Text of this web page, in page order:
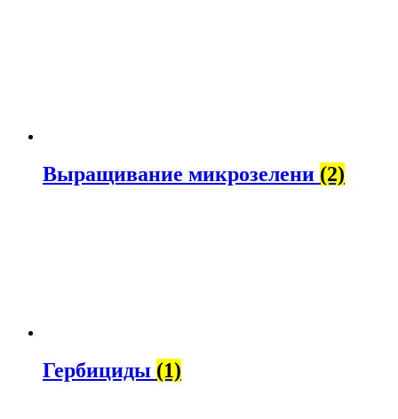
Выращивание микрозелени (2)
Гербициды (1)